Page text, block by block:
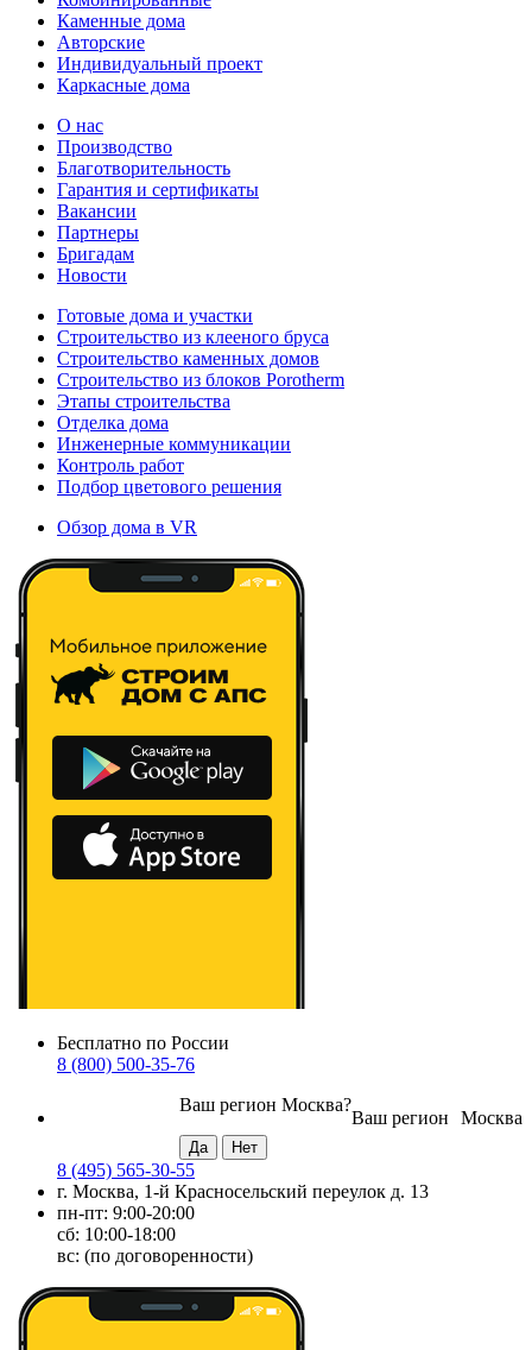
Каменные дома
Авторские
Индивидуальный проект
Каркасные дома
О нас
Производство
Благотворительность
Гарантия и сертификаты
Вакансии
Партнеры
Бригадам
Новости
Готовые дома и участки
Строительство из клееного бруса
Строительство каменных домов
Строительство из блоков Porotherm
Этапы строительства
Отделка дома
Инженерные коммуникации
Контроль работ
Подбор цветового решения
Обзор дома в VR
Бесплатно по России
8 (800) 500-35-76
Москва
Ваш регион
Ваш регион Москва?
8 (495) 565-30-55
г. Москва, 1-й Красносельский переулок д. 13
пн-пт: 9:00-20:00
сб: 10:00-18:00
вс: (по договоренности)